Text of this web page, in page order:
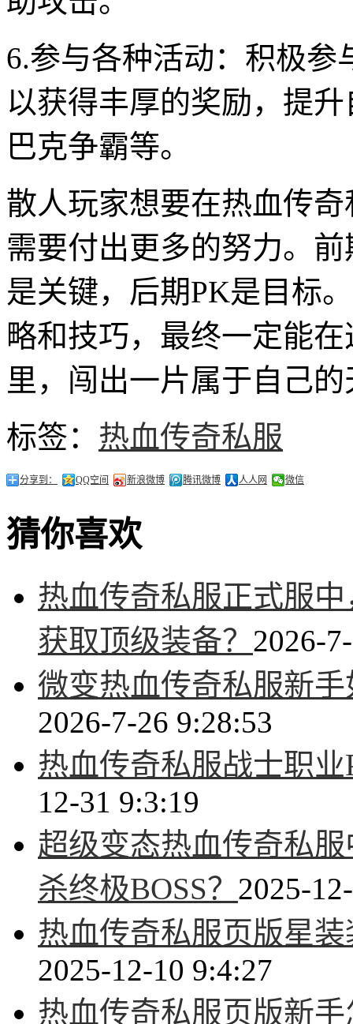
6.参与各种活动：积极
以获得丰厚的奖励，提
巴克争霸等。
散人玩家想要在热血传
需要付出更多的努力。
是关键，后期PK是目标
略和技巧，最终一定能
里，闯出一片属于自己
标签： 热血传奇私服
分享到： QQ空间 新浪微博 腾讯微博 人人网 微信
猜你喜欢
热血传奇私服正式服
获取顶级装备？ 2026-
微变热血传奇私服新
2026-7-26 9:28:53
热血传奇私服战士职
12-31 9:3:19
超级变态热血传奇私
杀终极BOSS？ 2025-
热血传奇私服页版星
2025-12-10 9:4:27
热血传奇私服页版新